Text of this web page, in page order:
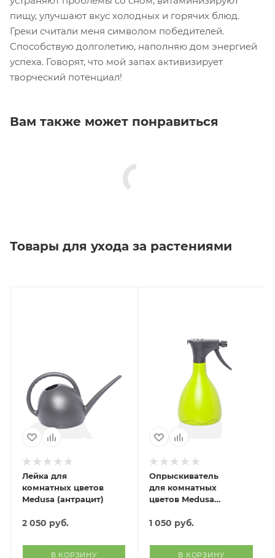
пищу, улучшают вкус холодных и горячих блюд.
Греки считали меня символом победителей.
Способствую долголетию, наполняю дом энергией
успеха. Говорят, что мой запах активизирует
творческий потенциал!
Вам также может понравиться
Товары для ухода за растениями
Лейка для
комнатных цветов
Medusa (антрацит)
2 050 руб.
В КОРЗИНУ
Опрыскиватель
для комнатных
цветов Medusa
1 050 руб.
В КОРЗИНУ